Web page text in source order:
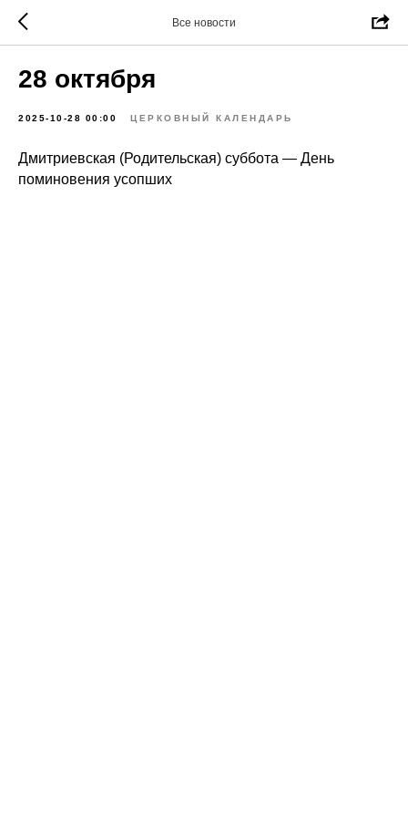
Все новости
28 октября
2025-10-28 00:00 ЦЕРКОВНЫЙ КАЛЕНДАРЬ
Дмитриевская (Родительская) суббота — День
поминовения усопших